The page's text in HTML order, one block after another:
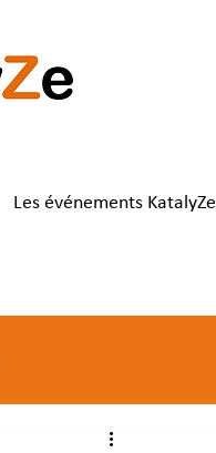
Les événements KatalyZe